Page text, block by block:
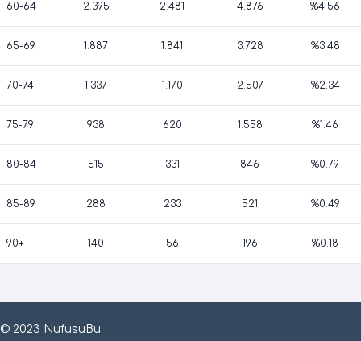
60-64 2.395 2.481 4.876 %4.56
65-69 1.887 1.841 3.728 %3.48
70-74 1.337 1.170 2.507 %2.34
75-79 938 620 1.558 %1.46
80-84 515 331 846 %0.79
85-89 288 233 521 %0.49
90+ 140 56 196 %0.18
© 2023 NufusuBu